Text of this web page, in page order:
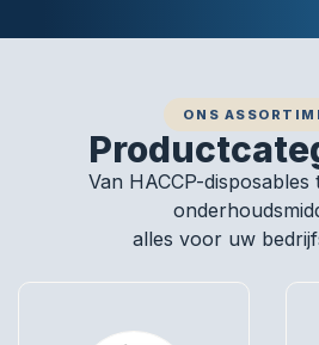
ONS
Van HACCP-
alles voor uw